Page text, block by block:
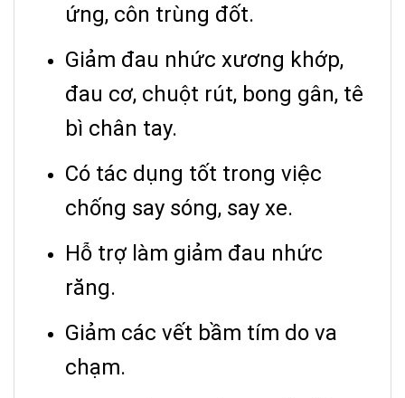
ứng, côn trùng đốt.
Giảm đau nhức xương khớp,
đau cơ, chuột rút, bong gân, tê
bì chân tay.
Có tác dụng tốt trong việc
chống say sóng, say xe.
Hỗ trợ làm giảm đau nhức
răng.
Giảm các vết bầm tím do va
chạm.